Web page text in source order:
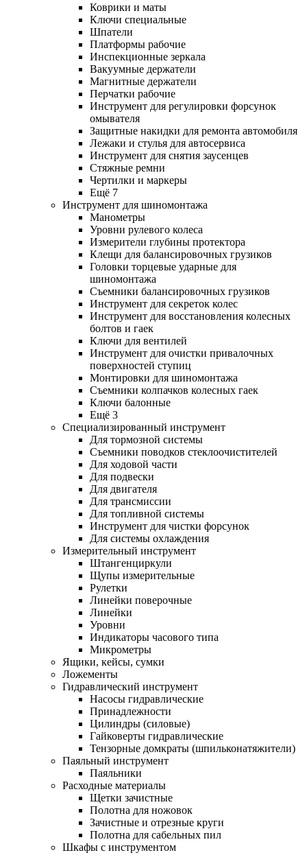
Коврики и маты
Ключи специальные
Шпатели
Платформы рабочие
Инспекционные зеркала
Вакуумные держатели
Магнитные держатели
Перчатки рабочие
Инструмент для регулировки форсунок
омывателя
Защитные накидки для ремонта автомобиля
Лежаки и стулья для автосервиса
Инструмент для снятия заусенцев
Стяжные ремни
Чертилки и маркеры
Ещё 7
Инструмент для шиномонтажа
Манометры
Уровни рулевого колеса
Измерители глубины протектора
Клещи для балансировочных грузиков
Головки торцевые ударные для
шиномонтажа
Съемники балансировочных грузиков
Инструмент для секреток колес
Инструмент для восстановления колесных
болтов и гаек
Ключи для вентилей
Инструмент для очистки привалочных
поверхностей ступиц
Монтировки для шиномонтажа
Съемники колпачков колесных гаек
Ключи балонные
Ещё 3
Специализированный инструмент
Для тормозной системы
Съемники поводков стеклоочистителей
Для ходовой части
Для подвески
Для двигателя
Для трансмиссии
Для топливной системы
Инструмент для чистки форсунок
Для системы охлаждения
Измерительный инструмент
Штангенциркули
Щупы измерительные
Рулетки
Линейки поверочные
Линейки
Уровни
Индикаторы часового типа
Микрометры
Ящики, кейсы, сумки
Ложементы
Гидравлический инструмент
Насосы гидравлические
Принадлежности
Цилиндры (силовые)
Гайковерты гидравлические
Тензорные домкраты (шпильконатяжители)
Паяльный инструмент
Паяльники
Расходные материалы
Щетки зачистные
Полотна для ножовок
Зачистные и отрезные круги
Полотна для сабельных пил
Шкафы с инструментом